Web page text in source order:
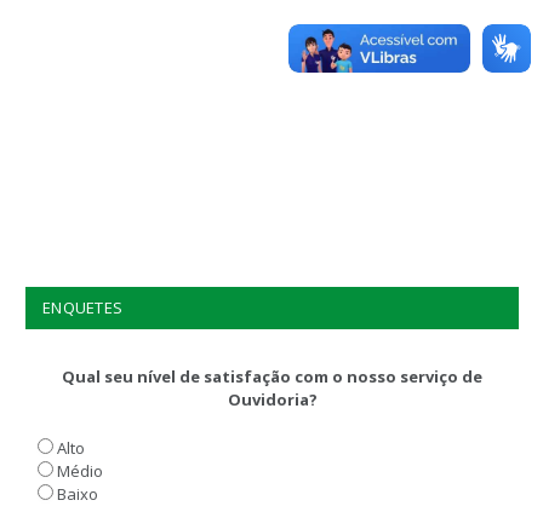
ENQUETES
Qual seu nível de satisfação com o nosso serviço de
Ouvidoria?
Alto
Médio
Baixo